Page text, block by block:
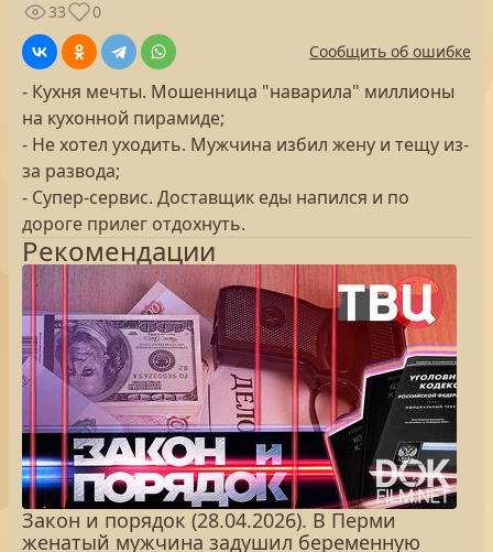
33
0
Сообщить об ошибке
- Кухня мечты. Мошенница "наварила" миллионы
на кухонной пирамиде;
- Не хотел уходить. Мужчина избил жену и тещу из-
за развода;
- Супер-сервис. Доставщик еды напился и по
дороге прилег отдохнуть.
Рекомендации
Закон и порядок (28.04.2026). В Перми
женатый мужчина задушил беременную